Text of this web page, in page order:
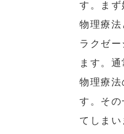
す。まず
物理療
ラクゼ
ます。
物理療法
す。そ
てしま